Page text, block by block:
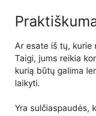
Ar esate iš tų, kurie
Taigi, jums reikia
kurią būtų galima
laikyti.
Yra sulčiaspaudės,